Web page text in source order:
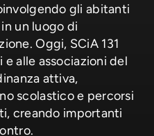
gli abitanti
un luogo di
Oggi, SCiA 131
alle associazioni del
attiva,
scolastico e percorsi
creando importanti